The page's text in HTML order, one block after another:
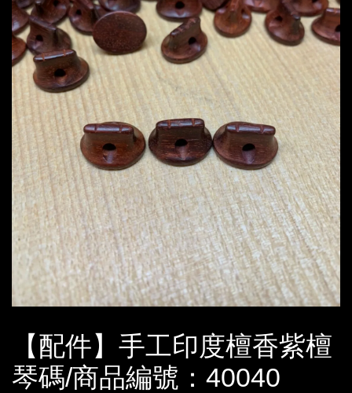
【配件】手工印度檀香紫檀
琴碼/商品編號：40040